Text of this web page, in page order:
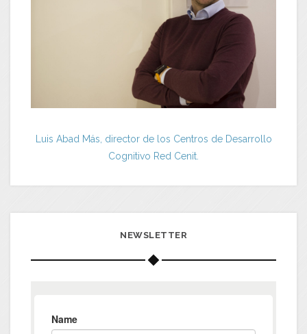
Luis Abad Más, director de los Centros de Desarrollo
Cognitivo Red Cenit.
NEWSLETTER